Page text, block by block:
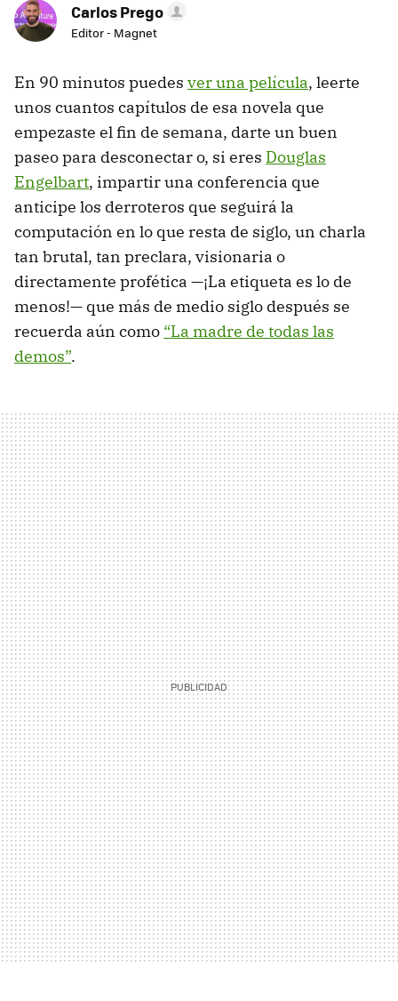
Carlos Prego
Editor - Magnet
En 90 minutos puedes ver una película, leerte
unos cuantos capítulos de esa novela que
empezaste el fin de semana, darte un buen
paseo para desconectar o, si eres Douglas
Engelbart, impartir una conferencia que
anticipe los derroteros que seguirá la
computación en lo que resta de siglo, un charla
tan brutal, tan preclara, visionaria o
directamente profética —¡La etiqueta es lo de
menos!— que más de medio siglo después se
recuerda aún como “La madre de todas las
demos”.